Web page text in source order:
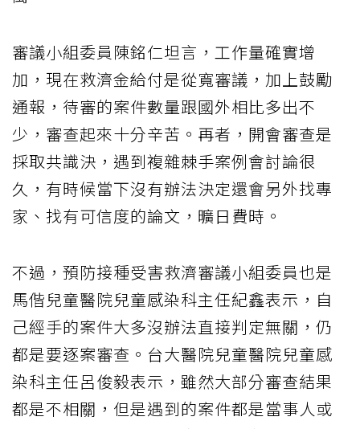
審議小組委員陳銘仁坦言，工作量確實增
加，現在救濟金給付是從寬審議，加上鼓勵
通報，待審的案件數量跟國外相比多出不
少，審查起來十分辛苦。再者，開會審查是
採取共識決，遇到複雜棘手案例會討論很
久，有時候當下沒有辦法決定還會另外找專
家、找有可信度的論文，曠日費時。
不過，預防接種受害救濟審議小組委員也是
馬偕兒童醫院兒童感染科主任紀鑫表示，自
己經手的案件大多沒辦法直接判定無關，仍
都是要逐案審查。台大醫院兒童醫院兒童感
染科主任呂俊毅表示，雖然大部分審查結果
都是不相關，但是遇到的案件都是當事人或